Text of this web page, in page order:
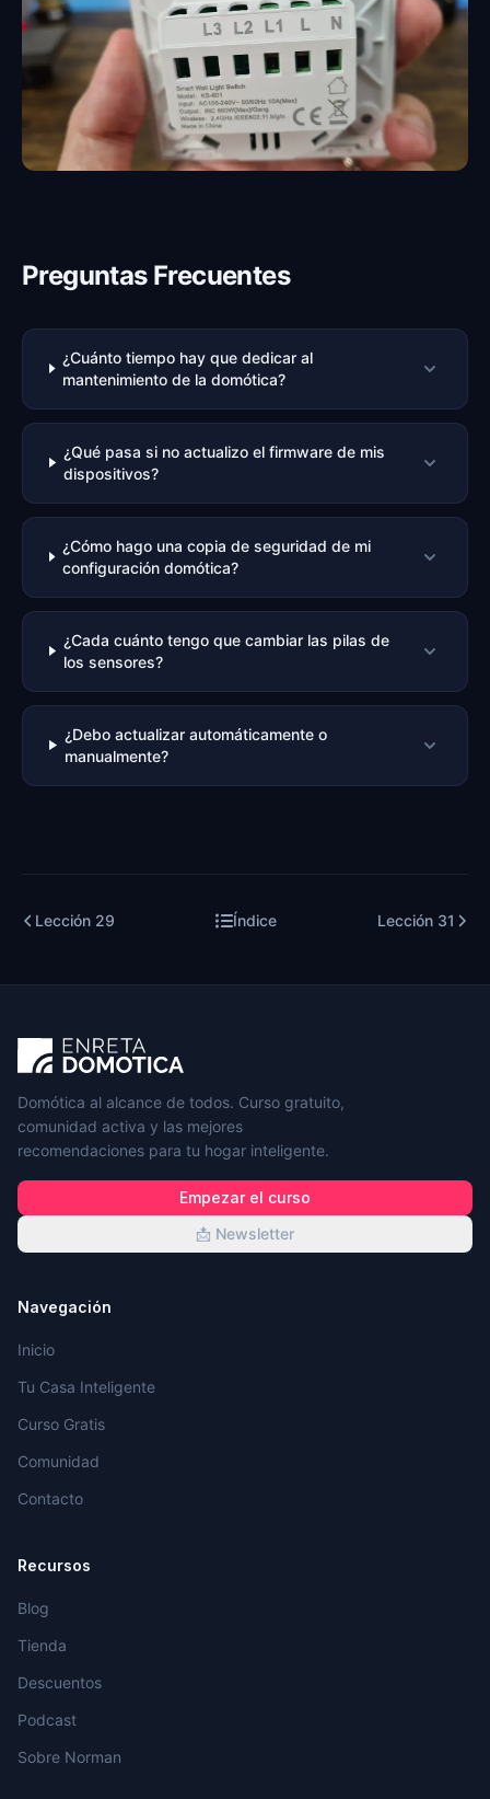
Preguntas Frecuentes
¿Cuánto tiempo hay que dedicar al
mantenimiento de la domótica?
¿Qué pasa si no actualizo el firmware de mis
dispositivos?
¿Cómo hago una copia de seguridad de mi
configuración domótica?
¿Cada cuánto tengo que cambiar las pilas de
los sensores?
¿Debo actualizar automáticamente o
manualmente?
Lección 29 Índice Lección 31
Domótica al alcance de todos. Curso gratuito,
comunidad activa y las mejores
recomendaciones para tu hogar inteligente.
Empezar el curso
📩 Newsletter
Navegación
Inicio
Tu Casa Inteligente
Curso Gratis
Comunidad
Contacto
Recursos
Blog
Tienda
Descuentos
Podcast
Sobre Norman